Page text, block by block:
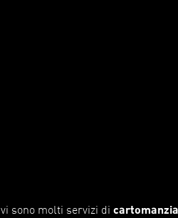
vi sono molti servizi di